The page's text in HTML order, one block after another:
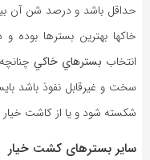
حداقل باشد و درصد شن آن
خاکها بهترين بسترها
انتخاب بسترهاي خاکي
سخت و غيرقابل نفوذ باشد
شکسته شود و يا از کاشت خيار
ساير بسترهای کشت خیار